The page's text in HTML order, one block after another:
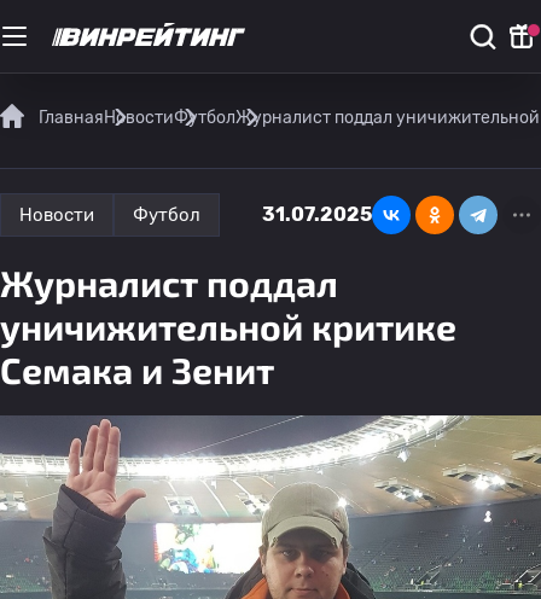
ГлавнаяНовостиФутболЖурналист поддал
Новости Футбол 31.07.2025
Журналист поддал
уничижительной критике
Семака и Зенит